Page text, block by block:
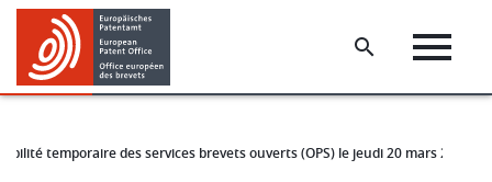
Skip
main
content
Skip
footer
temporaire des services brevets ouverts (OPS) le jeudi 20 mars 2025